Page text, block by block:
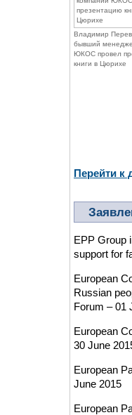
Владимир
бывший
ЮКОС провел
книги в Цюрихе
Перейти к
EPP Group
support for
European
Russian
Forum – 01
European
30 June
European
June 2015
European